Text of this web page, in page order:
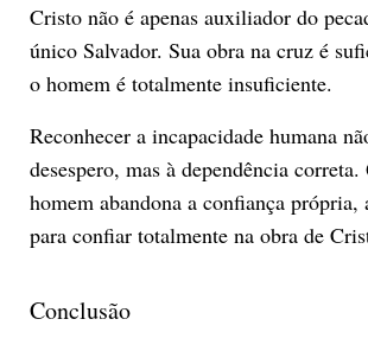
Cristo não é apenas auxiliador do
único Salvador. Sua obra na cruz é
o homem é totalmente insuficiente.
Reconhecer a incapacidade humana
desespero, mas à dependência
homem abandona a confiança própria,
para confiar totalmente na obra de
Conclusão